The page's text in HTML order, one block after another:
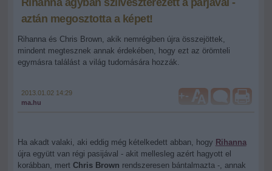
Rihanna ágyban szilveszterezett a párjával -
aztán megosztotta a képet!
Rihanna és Chris Brown, akik nemrégiben újra összejöttek,
mindent megtesznek annak érdekében, hogy ezt az örömteli
egymásra találást a világ tudomására hozzák.
2013.01.02 14:29
ma.hu
+-
Ha akadt valaki, aki eddig még kételkedett abban, hogy Rihanna
újra együtt van régi pasijával - akit mellesleg azért hagyott el
korábban, mert Chris Brown rendszeresen bántalmazta -, annak